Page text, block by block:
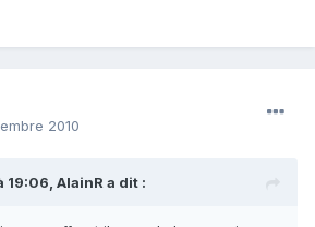
2010
19:06, AlainR a dit :